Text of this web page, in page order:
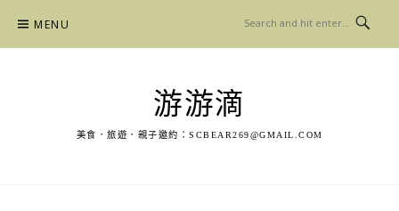
content
MENU
游游滴
美食．旅遊．親子邀約： SCBEAR269@GMAIL.COM